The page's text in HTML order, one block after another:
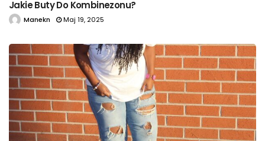
Jakie Buty Do Kombinezonu?
Manekn Maj 19, 2025